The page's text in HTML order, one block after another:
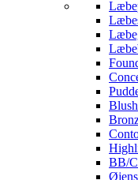
Blush
BB/